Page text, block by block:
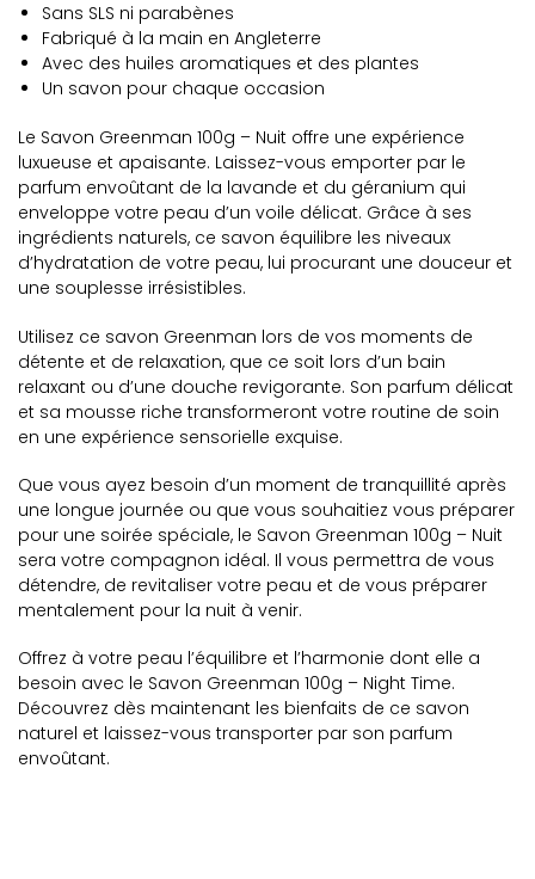
Sans SLS ni parabènes
Fabriqué à la main en Angleterre
Avec des huiles aromatiques et des plantes
Un savon pour chaque occasion
Le Savon Greenman 100g – Nuit offre une expérience
luxueuse et apaisante. Laissez-vous emporter par le
parfum envoûtant de la lavande et du géranium qui
enveloppe votre peau d’un voile délicat. Grâce à ses
ingrédients naturels, ce savon équilibre les niveaux
d’hydratation de votre peau, lui procurant une douceur et
une souplesse irrésistibles.
Utilisez ce savon Greenman lors de vos moments de
détente et de relaxation, que ce soit lors d’un bain
relaxant ou d’une douche revigorante. Son parfum délicat
et sa mousse riche transformeront votre routine de soin
en une expérience sensorielle exquise.
Que vous ayez besoin d’un moment de tranquillité après
une longue journée ou que vous souhaitiez vous préparer
pour une soirée spéciale, le Savon Greenman 100g – Nuit
sera votre compagnon idéal. Il vous permettra de vous
détendre, de revitaliser votre peau et de vous préparer
mentalement pour la nuit à venir.
Offrez à votre peau l’équilibre et l’harmonie dont elle a
besoin avec le Savon Greenman 100g – Night Time.
Découvrez dès maintenant les bienfaits de ce savon
naturel et laissez-vous transporter par son parfum
envoûtant.